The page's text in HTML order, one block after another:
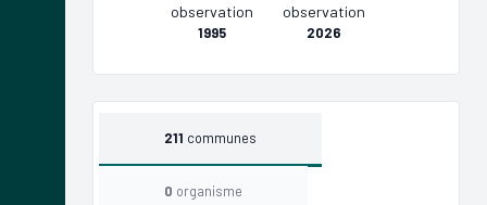
observation
1995
observation
2026
211 communes
0 organisme